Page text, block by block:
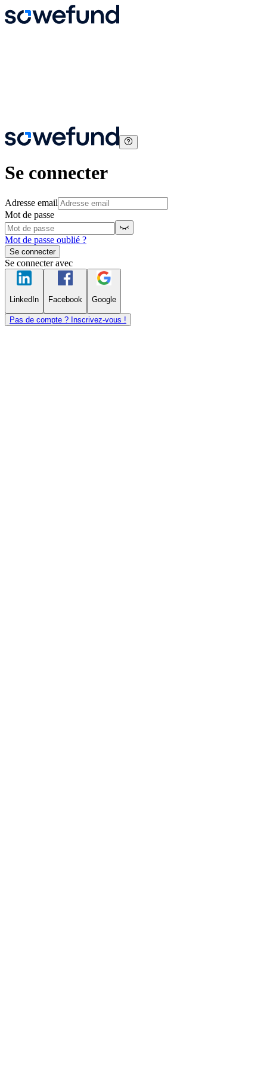
Se connecter
Adresse email
Mot de passe
Mot de passe oublié ?
Se connecter
Se connecter avec
LinkedIn Facebook Google
Pas de compte ? Inscrivez-vous !